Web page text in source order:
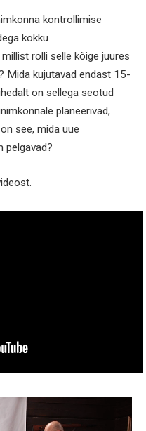
kontrollimise
kokku
millist rolli selle kõige juures
Mida kujutavad endast 15-
on sellega seotud
planeerivad,
see, mida uue
pelgavad?